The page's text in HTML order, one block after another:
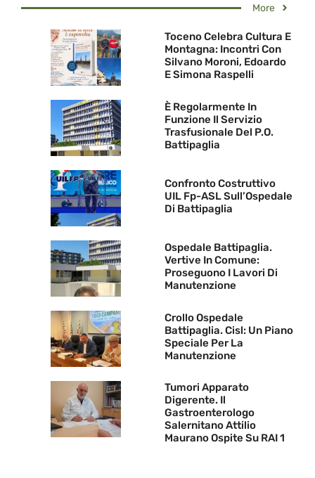
More
Toceno Celebra Cultura E
Montagna: Incontri Con
Silvano Moroni, Edoardo
E Simona Raspelli
È Regolarmente In
Funzione Il Servizio
Trasfusionale Del P.O.
Battipaglia
Confronto Costruttivo
UIL Fp-ASL Sull’Ospedale
Di Battipaglia
Ospedale Battipaglia.
Vertive In Comune:
Proseguono I Lavori Di
Manutenzione
Crollo Ospedale
Battipaglia. Cisl: Un Piano
Speciale Per La
Manutenzione
Tumori Apparato
Digerente. Il
Gastroenterologo
Salernitano Attilio
Maurano Ospite Su RAI 1